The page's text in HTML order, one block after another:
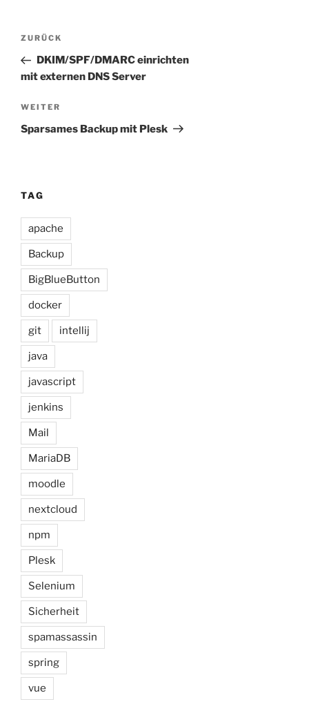
Beitragsnavigation
Vorheriger
Beitrag
ZURÜCK
DKIM/SPF/DMARC einrichten
mit externen DNS Server
Nächster
Beitrag
WEITER
Sparsames Backup mit Plesk
TAG
apache
Backup
BigBlueButton
docker
git intellij
java
javascript
jenkins
Mail
MariaDB
moodle
nextcloud
npm
Plesk
Selenium
Sicherheit
spamassassin
spring
vue